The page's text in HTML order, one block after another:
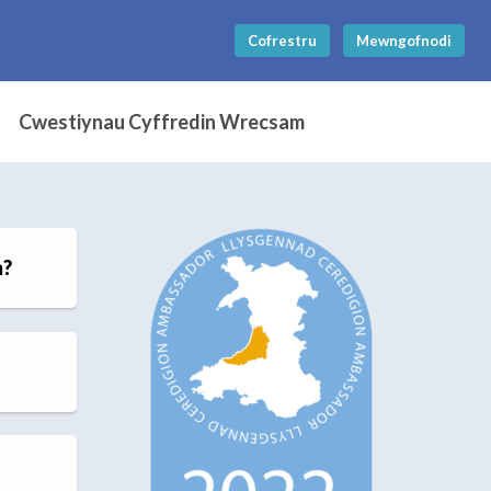
Cofrestru Mewngofnodi
Cwestiynau Cyffredin Wrecsam